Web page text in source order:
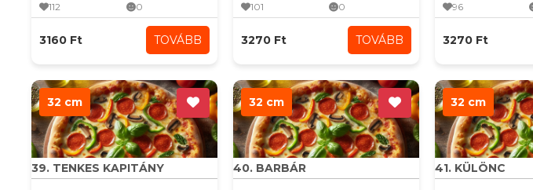
112 0
3160 Ft TOVÁBB
101 0
3270 Ft TOVÁBB
96
3270 Ft
32 cm
39. TENKES KAPITÁNY
32 cm
40. BARBÁR
32 cm
41. KÜLÖNC